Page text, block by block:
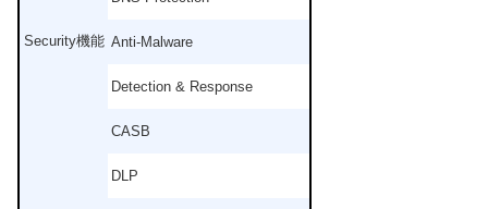
Security機能 Anti-Malware
Detection & Response
CASB
DLP